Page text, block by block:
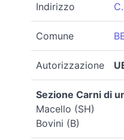
Indirizzo
Comune
Autorizzazione
Sezione Carni di
Macello (SH)
Bovini (B)